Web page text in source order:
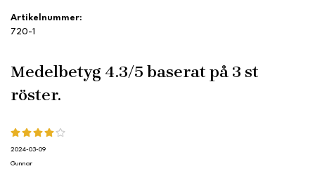
Artikelnummer:
720-1
Medelbetyg 4.3/5 baserat på 3 st
röster.
2024-03-09
Gunnar